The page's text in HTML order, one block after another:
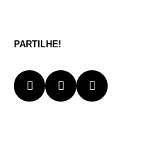
PARTILHE!